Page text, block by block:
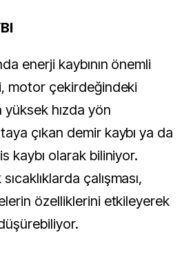
enerji kaybının önemli
motor çekirdeğindeki
yüksek hızda yön
çıkan demir kaybı ya da
kaybı olarak biliniyor.
çalışması,
özelliklerini etkileyerek